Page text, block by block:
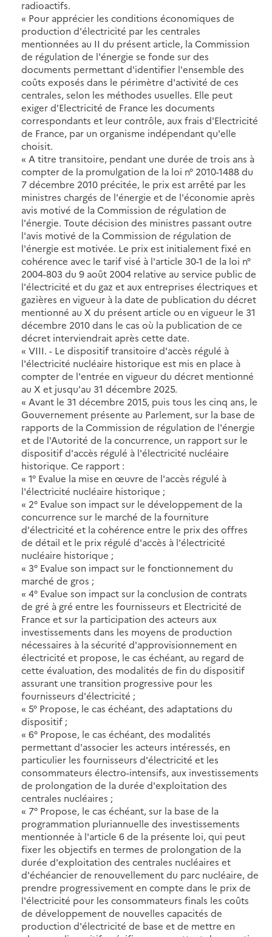
radioactifs.
« Pour apprécier les conditions économiques de
production d'électricité par les centrales
mentionnées au II du présent article, la Commission
de régulation de l'énergie se fonde sur des
documents permettant d'identifier l'ensemble des
coûts exposés dans le périmètre d'activité de ces
centrales, selon les méthodes usuelles. Elle peut
exiger d'Electricité de France les documents
correspondants et leur contrôle, aux frais d'Electricité
de France, par un organisme indépendant qu'elle
choisit.
« A titre transitoire, pendant une durée de trois ans à
compter de la promulgation de la loi n° 2010-1488 du
7 décembre 2010 précitée, le prix est arrêté par les
ministres chargés de l'énergie et de l'économie après
avis motivé de la Commission de régulation de
l'énergie. Toute décision des ministres passant outre
l'avis motivé de la Commission de régulation de
l'énergie est motivée. Le prix est initialement fixé en
cohérence avec le tarif visé à l'article 30-1 de la loi n°
2004-803 du 9 août 2004 relative au service public de
l'électricité et du gaz et aux entreprises électriques et
gazières en vigueur à la date de publication du décret
mentionné au X du présent article ou en vigueur le 31
décembre 2010 dans le cas où la publication de ce
décret interviendrait après cette date.
« VIII. - Le dispositif transitoire d'accès régulé à
l'électricité nucléaire historique est mis en place à
compter de l'entrée en vigueur du décret mentionné
au X et jusqu'au 31 décembre 2025.
« Avant le 31 décembre 2015, puis tous les cinq ans, le
Gouvernement présente au Parlement, sur la base de
rapports de la Commission de régulation de l'énergie
et de l'Autorité de la concurrence, un rapport sur le
dispositif d'accès régulé à l'électricité nucléaire
historique. Ce rapport :
« 1° Evalue la mise en œuvre de l'accès régulé à
l'électricité nucléaire historique ;
« 2° Evalue son impact sur le développement de la
concurrence sur le marché de la fourniture
d'électricité et la cohérence entre le prix des offres
de détail et le prix régulé d'accès à l'électricité
nucléaire historique ;
« 3° Evalue son impact sur le fonctionnement du
marché de gros ;
« 4° Evalue son impact sur la conclusion de contrats
de gré à gré entre les fournisseurs et Electricité de
France et sur la participation des acteurs aux
investissements dans les moyens de production
nécessaires à la sécurité d'approvisionnement en
électricité et propose, le cas échéant, au regard de
cette évaluation, des modalités de fin du dispositif
assurant une transition progressive pour les
fournisseurs d'électricité ;
« 5° Propose, le cas échéant, des adaptations du
dispositif ;
« 6° Propose, le cas échéant, des modalités
permettant d'associer les acteurs intéressés, en
particulier les fournisseurs d'électricité et les
consommateurs électro-intensifs, aux investissements
de prolongation de la durée d'exploitation des
centrales nucléaires ;
« 7° Propose, le cas échéant, sur la base de la
programmation pluriannuelle des investissements
mentionnée à l'article 6 de la présente loi, qui peut
fixer les objectifs en termes de prolongation de la
durée d'exploitation des centrales nucléaires et
d'échéancier de renouvellement du parc nucléaire, de
prendre progressivement en compte dans le prix de
l'électricité pour les consommateurs finals les coûts
de développement de nouvelles capacités de
production d'électricité de base et de mettre en